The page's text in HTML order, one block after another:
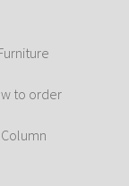
to order
Column